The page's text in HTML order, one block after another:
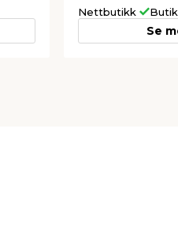
Nettbutikk
Se